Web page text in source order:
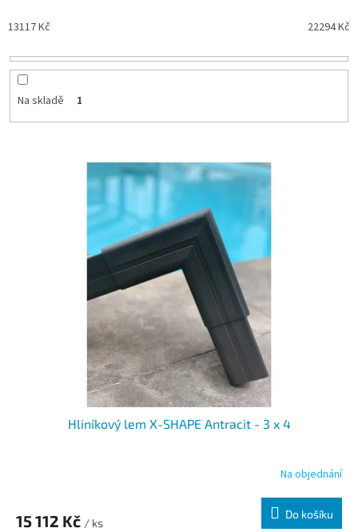
13117Kč 22294Kč
Na skladě 1
Výpis produktů
Hliníkový lem X-SHAPE Antracit - 3 x 4
Na objednání
15 112 Kč / ks
Do košíku